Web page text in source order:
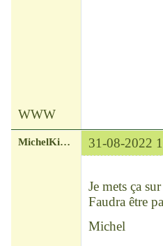
WWW
MichelKirsch 31-08-2022
Je mets ça
Faudra être
Michel